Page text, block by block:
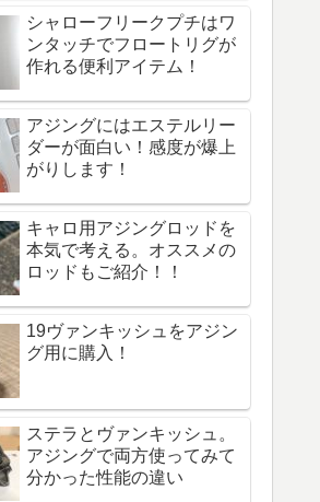
シャローフリークプチはワ
ンタッチでフロートリグが
作れる便利アイテム！
アジングにはエステルリー
ダーが面白い！感度が爆上
がりします！
キャロ用アジングロッドを
本気で考える。オススメの
ロッドもご紹介！！
19ヴァンキッシュをアジン
グ用に購入！
ステラとヴァンキッシュ。
アジングで両方使ってみて
分かった性能の違い